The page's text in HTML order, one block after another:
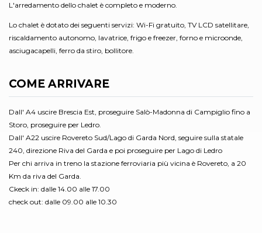
L'arredamento dello chalet è completo e moderno.
Lo chalet è dotato dei seguenti servizi: Wi-Fi gratuito, TV LCD satellitare,
riscaldamento autonomo, lavatrice, frigo e freezer, forno e microonde,
asciugacapelli, ferro da stiro, bollitore.
COME ARRIVARE
Dall' A4 uscire Brescia Est, proseguire Salò-Madonna di Campiglio fino a
Storo, proseguire per Ledro.
Dall' A22 uscire Rovereto Sud/Lago di Garda Nord, seguire sulla statale
240, direzione Riva del Garda e poi proseguire per Lago di Ledro
Per chi arriva in treno la stazione ferroviaria più vicina è Rovereto, a 20
Km da riva del Garda.
Ckeck in: dalle 14.00 alle 17.00
check out: dalle 09.00 alle 10.30